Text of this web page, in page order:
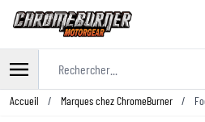
Allez au contenu
Accueil / Marques chez ChromeBurner /